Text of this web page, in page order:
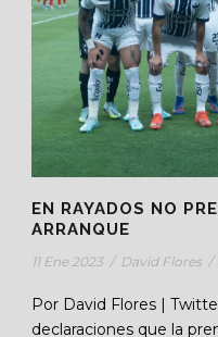
EN RAYADOS NO
ARRANQUE
11 Ene 2023 / David Flores /
Por David Flores |
declaraciones que la